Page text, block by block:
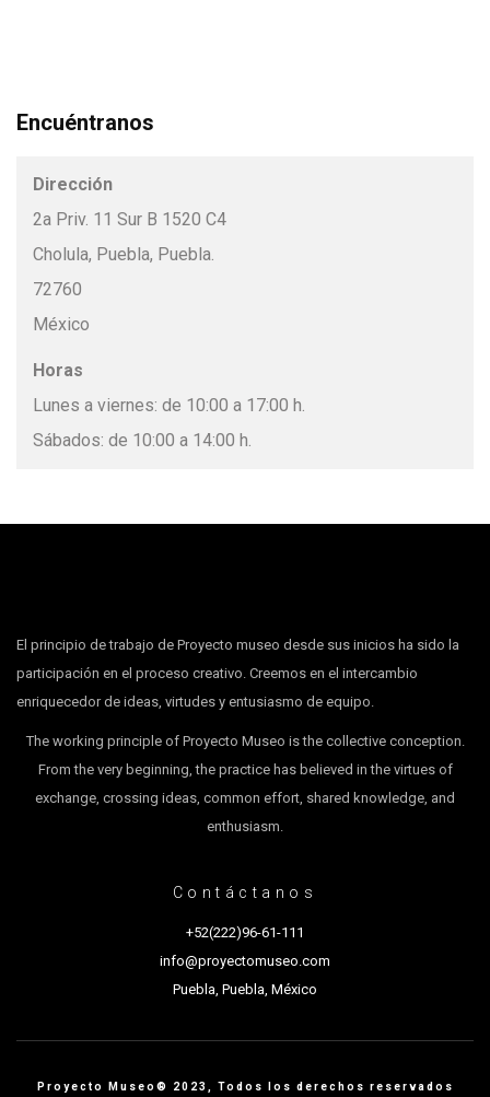
Encuéntranos
Dirección
2a Priv. 11 Sur B 1520 C4
Cholula, Puebla, Puebla.
72760
México
Horas
Lunes a viernes: de 10:00 a 17:00 h.
Sábados: de 10:00 a 14:00 h.
El principio de trabajo de Proyecto museo desde sus inicios ha sido la
participación en el proceso creativo. Creemos en el intercambio
enriquecedor de ideas, virtudes y entusiasmo de equipo.
The working principle of Proyecto Museo is the collective conception.
From the very beginning, the practice has believed in the virtues of
exchange, crossing ideas, common effort, shared knowledge, and
enthusiasm.
Contáctanos
+52(222)96-61-111
info@proyectomuseo.com
Puebla, Puebla, México
Proyecto Museo® 2023, Todos los derechos reservados